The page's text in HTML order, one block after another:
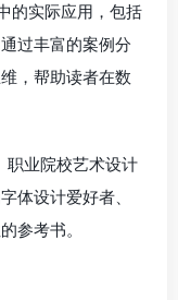
的实际应用，包括
过丰富的案例分
，帮助读者在数
职业院校艺术设计
体设计爱好者、
参考书。